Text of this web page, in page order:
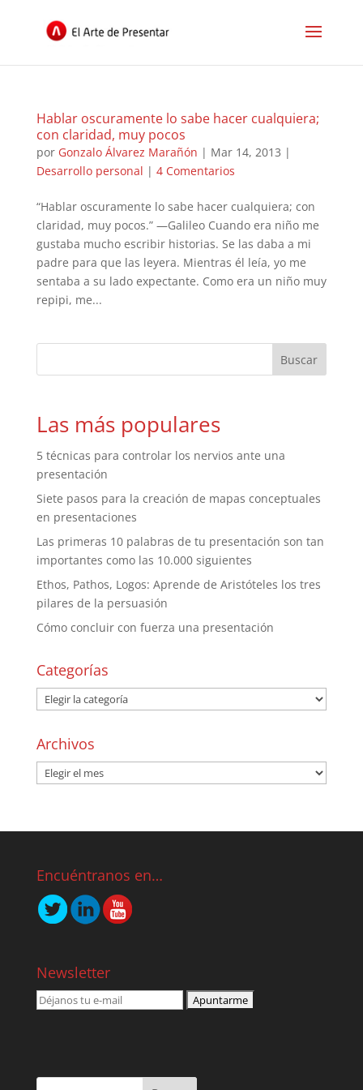
Hablar oscuramente lo sabe hacer cualquiera;
con claridad, muy pocos
por Gonzalo Álvarez Marañón | Mar 14, 2013 |
Desarrollo personal | 4 Comentarios
“Hablar oscuramente lo sabe hacer cualquiera; con
claridad, muy pocos.” —Galileo Cuando era niño me
gustaba mucho escribir historias. Se las daba a mi
padre para que las leyera. Mientras él leía, yo me
sentaba a su lado expectante. Como era un niño muy
repipi, me...
Las más populares
5 técnicas para controlar los nervios ante una
presentación
Siete pasos para la creación de mapas conceptuales
en presentaciones
Las primeras 10 palabras de tu presentación son tan
importantes como las 10.000 siguientes
Ethos, Pathos, Logos: Aprende de Aristóteles los tres
pilares de la persuasión
Cómo concluir con fuerza una presentación
Categorías
Archivos
Encuéntranos en…
Newsletter